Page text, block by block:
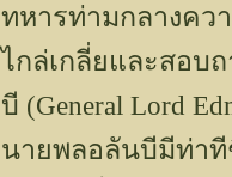
ทหารท่ามกลางคว
ไกล่เกลี่ยและสอบ
บี (General Lord
นายพลอลันบีมีท่าที